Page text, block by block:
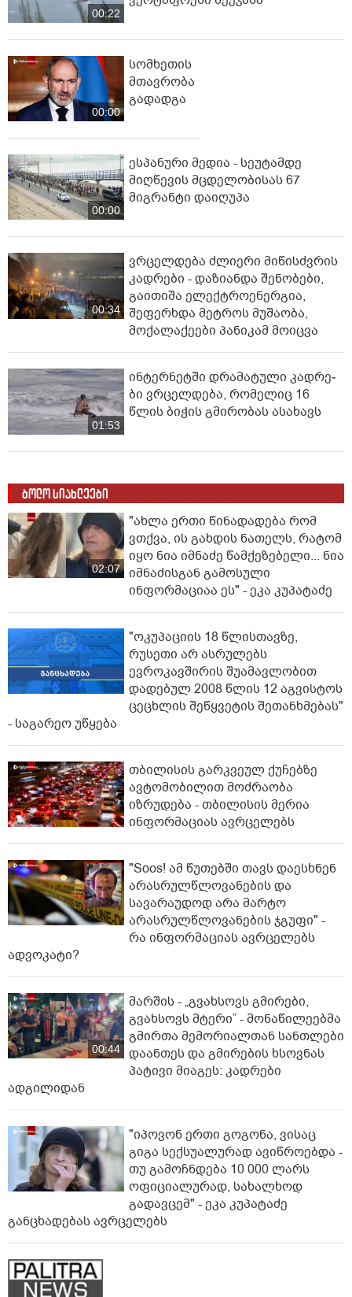
00:22
00:00
სომხეთის
მთავრობა
გადადგა
00:00
ესპანური მედია - სეუტამდე
მიღწევის მცდელობისას 67
მიგრანტი დაიღუპა
00:34
ვრცელდება ძლიერი მიწისძვრის
კადრები - დაზიანდა შენობები,
გაითიშა ელექტროენერგია,
შეფერხდა მეტროს მუშაობა,
მოქალაქეები პანიკამ მოიცვა
01:53
ინ­ტერ­ნეტ­ში დრა­მა­ტუ­ლი კად­რე­
ბი ვრცელდება, რომელიც 16
წლის ბიჭის გმირობას ასახავს
ბოლო სიახლეები
02:07
"ახლა ერთი წინადადება რომ
ვთქვა, ის გახდის ნათელს, რატომ
იყო ნია იმნაძე წამქეზებელი... ნია
იმნაძისგან გამოსული
ინფორმაციაა ეს" - ეკა კუპატაძე
"ოკუპაციის 18 წლისთავზე,
რუსეთი არ ასრულებს
ევროკავშირის შუამავლობით
დადებულ 2008 წლის 12 აგვისტოს
ცეცხლის შეწყვეტის შეთანხმებას"
- საგარეო უწყება
თბილისის გარკვეულ ქუჩებზე
ავტომობილით მოძრაობა
იზრუდება - თბილისის მერია
ინფორმაციას ავრცელებს
"Soos! ამ წუთებში თავს დაესხნენ
არასრულწლოვანების და
სავარაუდოდ არა მარტო
არასრულწლოვანების ჯგუფი" -
რა ინფორმაციას ავრცელებს
ადვოკატი?
00:44
მარშის - „გვახსოვს გმირები,
გვახსოვს მტერი” - მონაწილეებმა
გმირთა მემორიალთან სანთლები
დაანთეს და გმირების ხსოვნას
პატივი მიაგეს: კადრები
ადგილიდან
"იპოვონ ერთი გოგონა, ვისაც
გიგა სექსუალურად ავიწროებდა -
თუ გამოჩნდება 10 000 ლარს
ოფიციალურად, სახალხოდ
გადავცემ" - ეკა კუპატაძე
განცხადებას ავრცელებს